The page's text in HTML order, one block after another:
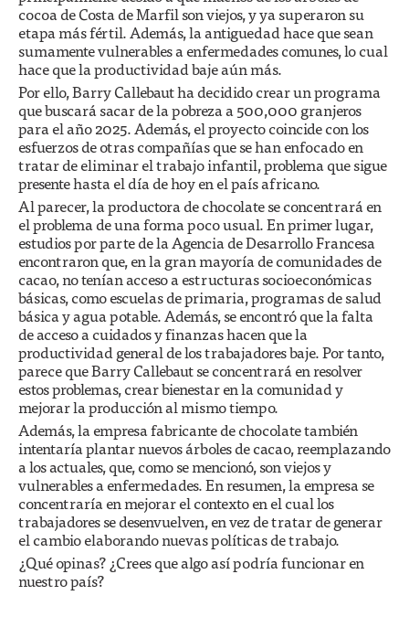
cocoa de Costa de Marfil son viejos, y ya superaron su
etapa más fértil. Además, la antiguedad hace que sean
sumamente vulnerables a enfermedades comunes, lo cual
hace que la productividad baje aún más.
Por ello, Barry Callebaut ha decidido crear un programa
que buscará sacar de la pobreza a 500,000 granjeros
para el año 2025. Además, el proyecto coincide con los
esfuerzos de otras compañías que se han enfocado en
tratar de eliminar el trabajo infantil, problema que sigue
presente hasta el día de hoy en el país africano.
Al parecer, la productora de chocolate se concentrará en
el problema de una forma poco usual. En primer lugar,
estudios por parte de la Agencia de Desarrollo Francesa
encontraron que, en la gran mayoría de comunidades de
cacao, no tenían acceso a estructuras socioeconómicas
básicas, como escuelas de primaria, programas de salud
básica y agua potable. Además, se encontró que la falta
de acceso a cuidados y finanzas hacen que la
productividad general de los trabajadores baje. Por tanto,
parece que Barry Callebaut se concentrará en resolver
estos problemas, crear bienestar en la comunidad y
mejorar la producción al mismo tiempo.
Además, la empresa fabricante de chocolate también
intentaría plantar nuevos árboles de cacao, reemplazando
a los actuales, que, como se mencionó, son viejos y
vulnerables a enfermedades. En resumen, la empresa se
concentraría en mejorar el contexto en el cual los
trabajadores se desenvuelven, en vez de tratar de generar
el cambio elaborando nuevas políticas de trabajo.
¿Qué opinas? ¿Crees que algo así podría funcionar en
nuestro país?